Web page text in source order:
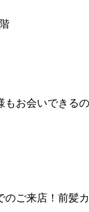
もお会いできる
のご来店！前髪